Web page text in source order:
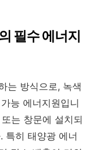
필수 에너지
는 방식으로, 녹색
능 에너지원입니
는 창문에 설치되
특히 태양광 에너